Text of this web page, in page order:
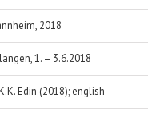
2018
1. – 3.6.2018
Edin (2018); english